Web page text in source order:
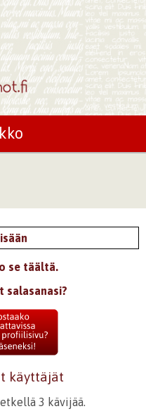
se täältä.
salasanasi?
käyttäjät
3 kävijää.